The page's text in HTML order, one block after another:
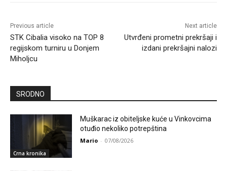
Previous article
STK Cibalia visoko na TOP 8
regijskom turniru u Donjem
Miholjcu
Next article
Utvrđeni prometni prekršaji i
izdani prekršajni nalozi
SRODNO
Crna kronika
Muškarac iz obiteljske kuće u Vinkovcima
otuđio nekoliko potrepština
Mario - 07/08/2026